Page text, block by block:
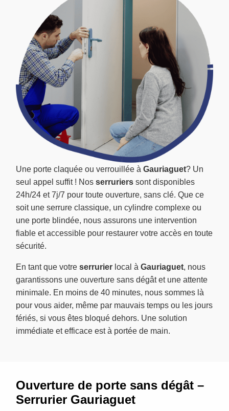
Une porte claquée ou verrouillée à Gauriaguet? Un
seul appel suffit ! Nos serruriers sont disponibles
24h/24 et 7j/7 pour toute ouverture, sans clé. Que ce
soit une serrure classique, un cylindre complexe ou
une porte blindée, nous assurons une intervention
fiable et accessible pour restaurer votre accès en toute
sécurité.
En tant que votre serrurier local à Gauriaguet, nous
garantissons une ouverture sans dégât et une attente
minimale. En moins de 40 minutes, nous sommes là
pour vous aider, même par mauvais temps ou les jours
fériés, si vous êtes bloqué dehors. Une solution
immédiate et efficace est à portée de main.
Ouverture de porte sans dégât –
Serrurier Gauriaguet